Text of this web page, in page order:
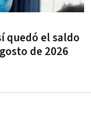
quedó el saldo
de 2026